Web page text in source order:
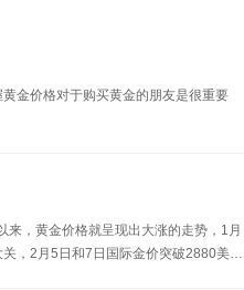
金价格对于购买黄金的朋友是很重要
，黄金价格就呈现出大涨的走势，1月
，2月5日和7日国际金价突破2880美